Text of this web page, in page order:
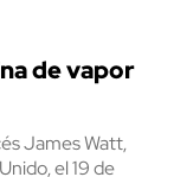
de vapor
James Watt,
el 19 de